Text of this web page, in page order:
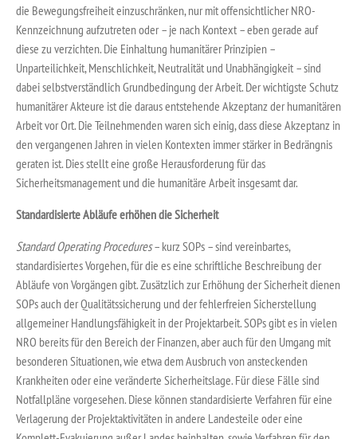
die Bewegungsfreiheit einzuschränken, nur mit offensichtlicher NRO-
Kennzeichnung aufzutreten oder – je nach Kontext – eben gerade auf
diese zu verzichten. Die Einhaltung humanitärer Prinzipien –
Unparteilichkeit, Menschlichkeit, Neutralität und Unabhängigkeit – sind
dabei selbstverständlich Grundbedingung der Arbeit. Der wichtigste Schutz
humanitärer Akteure ist die daraus entstehende Akzeptanz der humanitären
Arbeit vor Ort. Die Teilnehmenden waren sich einig, dass diese Akzeptanz in
den vergangenen Jahren in vielen Kontexten immer stärker in Bedrängnis
geraten ist. Dies stellt eine große Herausforderung für das
Sicherheitsmanagement und die humanitäre Arbeit insgesamt dar.
Standardisierte Abläufe erhöhen die Sicherheit
Standard Operating Procedures– kurz SOPs – sind vereinbartes,
standardisiertes Vorgehen, für die es eine schriftliche Beschreibung der
Abläufe von Vorgängen gibt. Zusätzlich zur Erhöhung der Sicherheit dienen
SOPs auch der Qualitätssicherung und der fehlerfreien Sicherstellung
allgemeiner Handlungsfähigkeit in der Projektarbeit. SOPs gibt es in vielen
NRO bereits für den Bereich der Finanzen, aber auch für den Umgang mit
besonderen Situationen, wie etwa dem Ausbruch von ansteckenden
Krankheiten oder eine veränderte Sicherheitslage. Für diese Fälle sind
Notfallpläne vorgesehen. Diese können standardisierte Verfahren für eine
Verlagerung der Projektaktivitäten in andere Landesteile oder eine